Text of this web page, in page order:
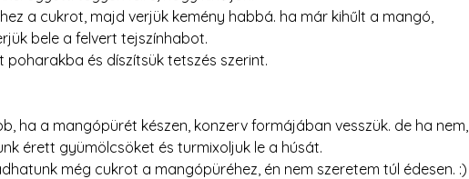
a cukrot, majd verjük kemény habbá. ha már kihűlt a mangó,
bele a felvert tejszínhabot.
poharakba és díszítsük tetszés szerint.
ha a mangópürét készen, konzerv formájában vesszük. de ha nem,
érett gyümölcsöket és turmixoljuk le a húsát.
még cukrot a mangópüréhez, én nem szeretem túl édesen. :)